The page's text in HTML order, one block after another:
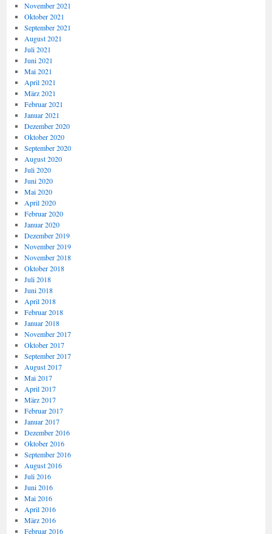
November 2021
Oktober 2021
September 2021
August 2021
Juli 2021
Juni 2021
Mai 2021
April 2021
März 2021
Februar 2021
Januar 2021
Dezember 2020
Oktober 2020
September 2020
August 2020
Juli 2020
Juni 2020
Mai 2020
April 2020
Februar 2020
Januar 2020
Dezember 2019
November 2019
November 2018
Oktober 2018
Juli 2018
Juni 2018
April 2018
Februar 2018
Januar 2018
November 2017
Oktober 2017
September 2017
August 2017
Mai 2017
April 2017
März 2017
Februar 2017
Januar 2017
Dezember 2016
Oktober 2016
September 2016
August 2016
Juli 2016
Juni 2016
Mai 2016
April 2016
März 2016
Februar 2016